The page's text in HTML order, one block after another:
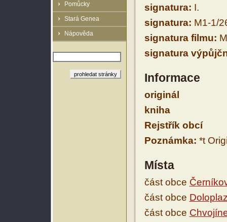
Pomůcky
Stará Genea
Nápověda
signatura: I.
signatura: M1-1/
signatura filmu:
signatura
Informace
originál
kniha
Rejstřík obcí
Poznámka: *t
Místa
část obce
část obce
část obce